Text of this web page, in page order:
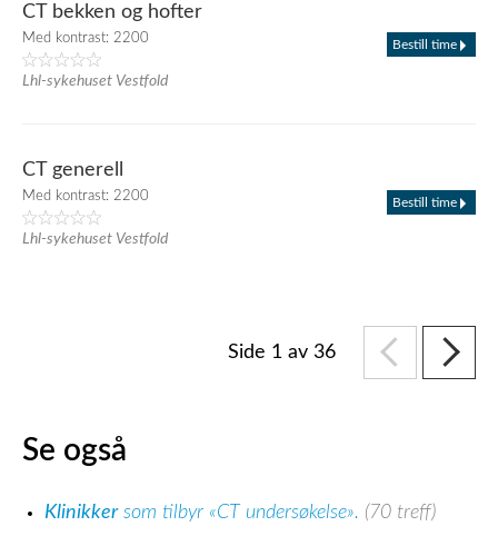
CT bekken og hofter
Med kontrast: 2200
Lhl-sykehuset Vestfold
Bestill time
CT generell
Med kontrast: 2200
Lhl-sykehuset Vestfold
Bestill time
Side 1 av 36
Se også
Klinikkersom tilbyr «CT undersøkelse». (70 treff)